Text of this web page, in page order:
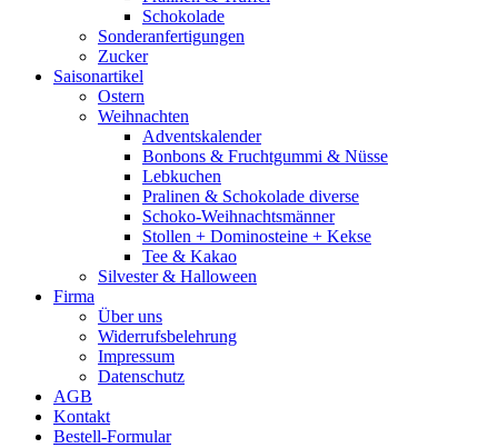
Schokolade
Sonderanfertigungen
Zucker
Saisonartikel
Ostern
Weihnachten
Adventskalender
Bonbons & Fruchtgummi & Nüsse
Lebkuchen
Pralinen & Schokolade diverse
Schoko-Weihnachtsmänner
Stollen + Dominosteine + Kekse
Tee & Kakao
Silvester & Halloween
Firma
Über uns
Widerrufsbelehrung
Impressum
Datenschutz
AGB
Kontakt
Bestell-Formular